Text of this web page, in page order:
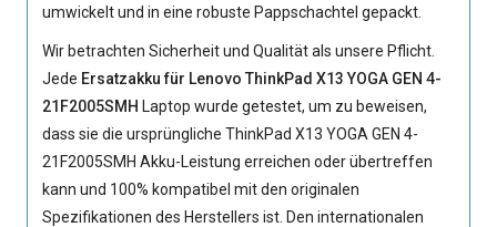
umwickelt und in eine robuste Pappschachtel gepackt.
Wir betrachten Sicherheit und Qualität als unsere Pflicht.
Jede Ersatzakku für Lenovo ThinkPad X13 YOGA GEN 4-
21F2005SMH Laptop wurde getestet, um zu beweisen,
dass sie die ursprünglicheThinkPad X13 YOGA GEN 4-
21F2005SMH Akku-Leistung erreichen oder übertreffen
kann und 100% kompatibel mit den originalen
Spezifikationen des Herstellers ist. Den internationalen